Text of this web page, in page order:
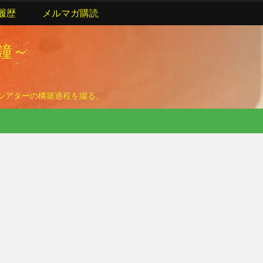
～
ターの構築過程を綴る。
歴 メルマガ購読